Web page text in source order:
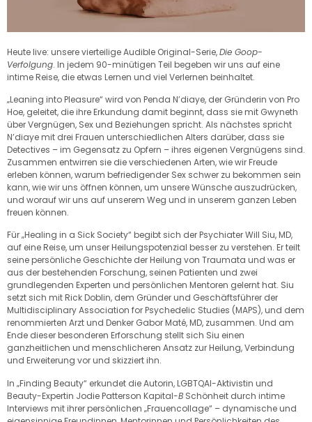
Heute live: unsere vierteilige Audible Original-Serie,Die Goop-
Verfolgung. In jedem 90-minütigen Teil begeben wir uns auf eine
intime Reise, die etwas Lernen und viel Verlernen beinhaltet.
„Leaning into Pleasure“ wird von Penda N’diaye, der Gründerin von Pro
Hoe, geleitet, die ihre Erkundung damit beginnt, dass sie mit Gwyneth
über Vergnügen, Sex und Beziehungen spricht. Als nächstes spricht
N’diaye mit drei Frauen unterschiedlichen Alters darüber, dass sie
Detectives – im Gegensatz zu Opfern – ihres eigenen Vergnügens sind.
Zusammen entwirren sie die verschiedenen Arten, wie wir Freude
erleben können, warum befriedigender Sex schwer zu bekommen sein
kann, wie wir uns öffnen können, um unsere Wünsche auszudrücken,
und worauf wir uns auf unserem Weg und in unserem ganzen Leben
freuen können.
Für „Healing in a Sick Society“ begibt sich der Psychiater Will Siu, MD,
auf eine Reise, um unser Heilungspotenzial besser zu verstehen. Er teilt
seine persönliche Geschichte der Heilung von Traumata und was er
aus der bestehenden Forschung, seinen Patienten und zwei
grundlegenden Experten und persönlichen Mentoren gelernt hat. Siu
setzt sich mit Rick Doblin, dem Gründer und Geschäftsführer der
Multidisciplinary Association for Psychedelic Studies (MAPS), und dem
renommierten Arzt und Denker Gabor Maté, MD, zusammen. Und am
Ende dieser besonderen Erforschung stellt sich Siu einen
ganzheitlichen und menschlicheren Ansatz zur Heilung, Verbindung
und Erweiterung vor und skizziert ihn.
In „Finding Beauty“ erkundet die Autorin, LGBTQAI-Aktivistin und
Beauty-Expertin Jodie Patterson Kapital-B Schönheit durch intime
Interviews mit ihrer persönlichen „Frauencollage“ – dynamische und